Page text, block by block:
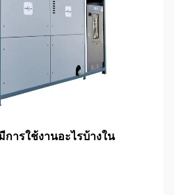
ารใช้งานอะไรบ้างใน